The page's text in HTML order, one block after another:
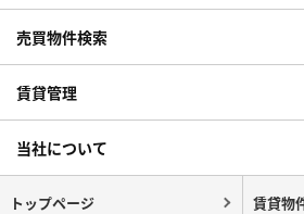
売買物件検索
賃貸管理
当社について
トップページ 賃貸物